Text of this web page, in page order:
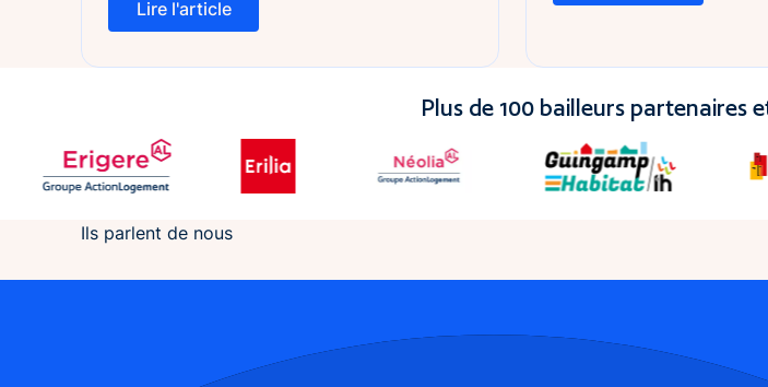
Lire l'article
Lire l'article
Plus de 100 bailleurs partenaires
Ils parlent de nous